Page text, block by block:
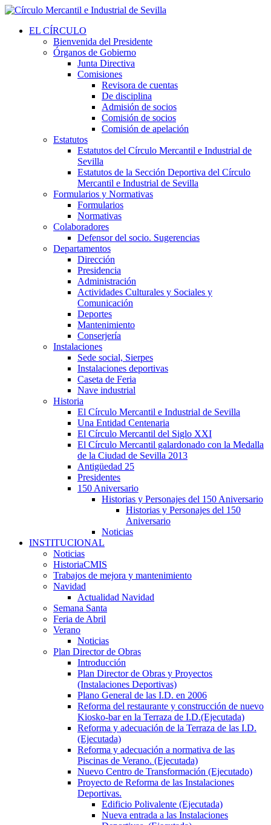
EL CÍRCULO
Bienvenida del Presidente
Órganos de Gobierno
Junta Directiva
Comisiones
Revisora de cuentas
De disciplina
Admisión de socios
Comisión de socios
Comisión de apelación
Estatutos
Estatutos del Círculo Mercantil e Industrial de
Sevilla
Estatutos de la Sección Deportiva del Círculo
Mercantil e Industrial de Sevilla
Formularios y Normativas
Formularios
Normativas
Colaboradores
Defensor del socio. Sugerencias
Departamentos
Dirección
Presidencia
Administración
Actividades Culturales y Sociales y
Comunicación
Deportes
Mantenimiento
Conserjería
Instalaciones
Sede social, Sierpes
Instalaciones deportivas
Caseta de Feria
Nave industrial
Historia
El Círculo Mercantil e Industrial de Sevilla
Una Entidad Centenaria
El Círculo Mercantil del Siglo XXI
El Círculo Mercantil galardonado con la Medalla
de la Ciudad de Sevilla 2013
Antigüedad 25
Presidentes
150 Aniversario
Historias y Personajes del 150 Aniversario
Historias y Personajes del 150
Aniversario
Noticias
INSTITUCIONAL
Noticias
HistoriaCMIS
Trabajos de mejora y mantenimiento
Navidad
Actualidad Navidad
Semana Santa
Feria de Abril
Verano
Noticias
Plan Director de Obras
Introducción
Plan Director de Obras y Proyectos
(Instalaciones Deportivas)
Plano General de las I.D. en 2006
Reforma del restaurante y construcción de nuevo
Kiosko-bar en la Terraza de I.D.(Ejecutada)
Reforma y adecuación de la Terraza de las I.D.
(Ejecutada)
Reforma y adecuación a normativa de las
Piscinas de Verano. (Ejecutada)
Nuevo Centro de Transformación (Ejecutado)
Proyecto de Reforma de las Instalaciones
Deportivas.
Edificio Polivalente (Ejecutada)
Nueva entrada a las Instalaciones